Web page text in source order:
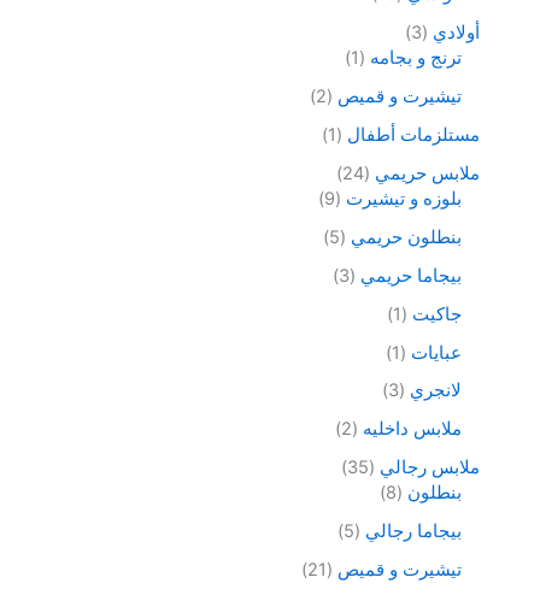
أولادي
3
ترنج و بجامه
1
تيشيرت و قميص
2
مستلزمات أطفال
1
ملابس حريمي 24
بلوزه و تيشيرت
9
بنطلون حريمي
5
بيجاما حريمي
3
جاكيت
1
عبايات
1
لانجري
3
ملابس داخليه
2
ملابس رجالي
35
بنطلون
8
بيجاما رجالي
5
تيشيرت و قميص
21